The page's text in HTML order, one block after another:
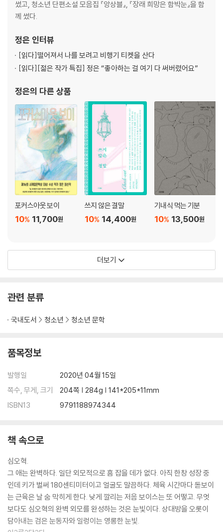
썼고, 청소년 단편소설 모음집 『앙상블』, 『장래 희망은 함박눈』을 함
께 썼다.
정은 인터뷰
[읽다]떨어져서 나를 보려고 비행기 티켓을 산다
[읽다][젊은 작가 특집] 정은 “좋아하는 걸 여기 다 써버렸어요”
정은의 다른 상품
포커스아웃 보이
11,700원
10%
쓰지 않은 결말
14,400원
10%
기내식 먹는 기분
13,500원
10%
더보기
관련 분류
국내도서 청소년 청소년 문학
품목정보
발행일
2020년 04월 15일
쪽수, 무게, 크기
204쪽 | 284g | 141*205*11mm
ISBN13
9791188974344
책 속으로
심오혁.
그 애는 완벽하다. 일단 외모적으로 흠 잡을 데가 없다. 아직 한창 성장 중
인데 키가 벌써 180센티미터이고 얼굴도 말끔하다. 체육 시간마다 돋보이
는 근육은 날 숨 막히게 한다. 낮게 깔리는 저음 보이스는 또 어떻고. 무엇
보다도 심오혁의 완벽 외모를 완성하는 것은 눈빛이다. 상대방을 오롯이
담아내는 검은 눈동자와 일렁이는 영롱한 눈빛.